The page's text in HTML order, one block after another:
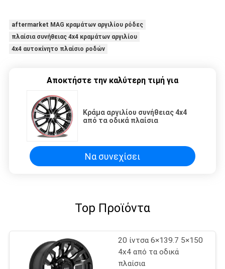
aftermarket MAG κραμάτων αργιλίου ρόδες
πλαίσια συνήθειας 4x4 κραμάτων αργιλίου
4x4 αυτοκίνητο πλαίσιο ροδών
Αποκτήστε την καλύτερη τιμή για
Κράμα αργιλίου συνήθειας 4x4
από τα οδικά πλαίσια
Να συνεχίσει
Top Προϊόντα
20 ίντσα 6×139.7 5×150
4x4 από τα οδικά
πλαίσια